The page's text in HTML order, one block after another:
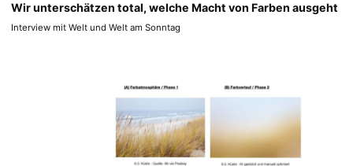
Wir unterschätzen total, welche Macht von Farben ausgeht
Interview mit Welt und Welt am Sonntag